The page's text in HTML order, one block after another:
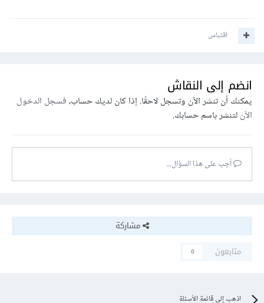
أشهر القادمة ولا تشغل بالك بأي شيء آخر.
اقتباس
انضم إلى النقاش
يمكنك أن تنشر الآن وتسجل لاحقًا. إذا كان لديك حساب،فسجل الدخول
الآنلتنشر باسم حسابك.
أجب على هذا السؤال...
مشاركة
متابعون
0
اذهب إلى قائمة الأسئلة